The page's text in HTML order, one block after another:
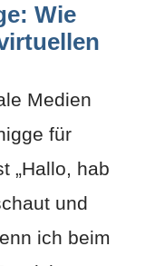
Wie
Medien
für
„Hallo, hab
und
ich beim